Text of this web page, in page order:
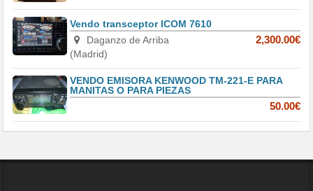
Vendo transceptor ICOM 7610
Daganzo de Arriba
(Madrid)
2,300.00€
VENDO EMISORA KENWOOD TM-221-E PARA
MANITAS O PARA PIEZAS
50.00€